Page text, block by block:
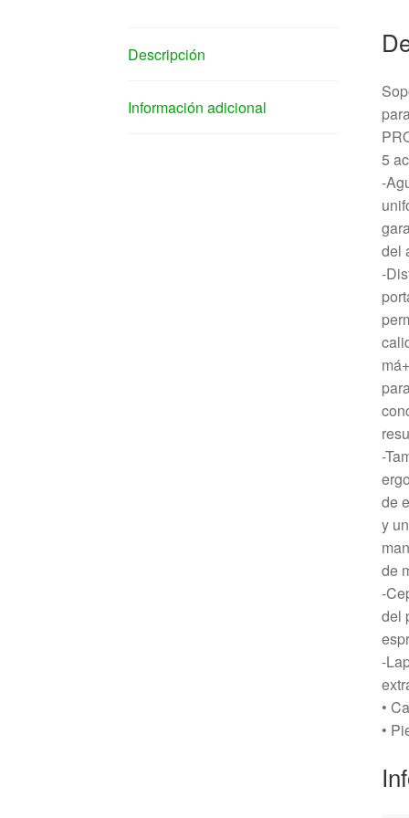
Descripción
Información adicional
5
-
del
-
-
de
y
de
-
del
-
•
•